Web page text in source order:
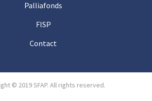
Palliafonds
FISP
Contact
© 2019 SFAP. All rights reserved.